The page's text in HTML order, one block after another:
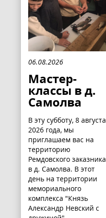
06.08.2026
Мастер-
классы в д.
Самолва
В эту субботу, 8 августа
2026 года, мы
приглашаем вас на
территорию
Ремдовского заказника
в д. Самолва. В этот
день на территории
мемориального
комплекса "Князь
Александр Невский с